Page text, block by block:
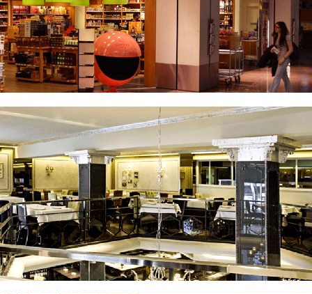
Decoración y ornamentos para el restaurante La
Farga